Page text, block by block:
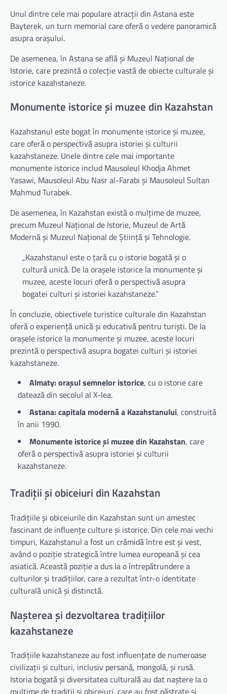
Unul dintre cele mai populare atracții din Astana este
Bayterek, un turn memorial care oferă o vedere panoramică
asupra orașului.
De asemenea, în Astana se află și Muzeul Național de
Istorie, care prezintă o colecție vastă de obiecte culturale și
istorice kazahstaneze.
Monumente istorice și muzee din Kazahstan
Kazahstanul este bogat în monumente istorice și muzee,
care oferă o perspectivă asupra istoriei și culturii
kazahstaneze. Unele dintre cele mai importante
monumente istorice includ Mausoleul Khodja Ahmet
Yasawi, Mausoleul Abu Nasr al-Farabi și Mausoleul Sultan
Mahmud Turabek.
De asemenea, în Kazahstan există o mulțime de muzee,
precum Muzeul Național de Istorie, Muzeul de Artă
Modernă și Muzeul Național de Știință și Tehnologie.
„Kazahstanul este o țară cu o istorie bogată și o
cultură unică. De la orașele istorice la monumente și
muzee, aceste locuri oferă o perspectivă asupra
bogatei culturi și istoriei kazahstaneze.”
În concluzie, obiectivele turistice culturale din Kazahstan
oferă o experiență unică și educativă pentru turiști. De la
orașele istorice la monumente și muzee, aceste locuri
prezintă o perspectivă asupra bogatei culturi și istoriei
kazahstaneze.
Almaty: orașul semnelor istorice, cu o istorie care
datează din secolul al X-lea.
Astana: capitala modernă a Kazahstanului, construită
în anii 1990.
Monumente istorice și muzee din Kazahstan, care
oferă o perspectivă asupra istoriei și culturii
kazahstaneze.
Tradiții și obiceiuri din Kazahstan
Tradițiile și obiceiurile din Kazahstan sunt un amestec
fascinant de influențe culture și istorice. Din cele mai vechi
timpuri, Kazahstanul a fost un crămidă între est și vest,
având o poziție strategică între lumea europeană și cea
asiatică. Această poziție a dus la o întrepătrundere a
culturilor și tradițiilor, care a rezultat într-o identitate
culturală unică și distinctă.
Nașterea și dezvoltarea tradițiilor
kazahstaneze
Tradițiile kazahstaneze au fost influențate de numeroase
civilizații și culturi, inclusiv persană, mongolă, și rusă.
Istoria bogată și diversitatea culturală au dat naștere la o